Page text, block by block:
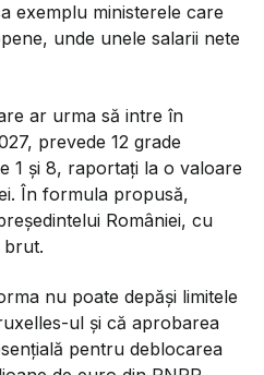
exemplu ministerele care
unde unele salarii nete
ar urma să intre în
prevede 12 grade
1 și 8, raportați la o valoare
În formula propusă,
României, cu
brut.
nu poate depăși limitele
ul și că aprobarea
pentru deblocarea